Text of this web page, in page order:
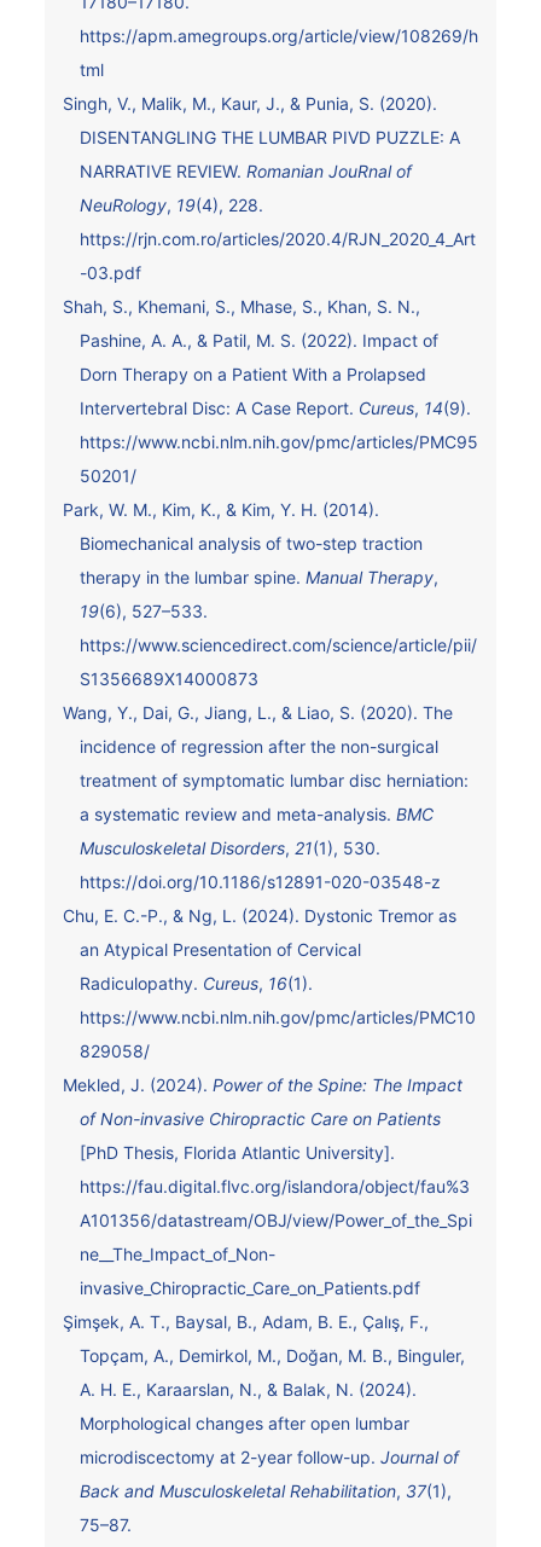
https://apm.amegroups.org/article/view/108269/h
tml
Singh, V., Malik, M., Kaur, J., & Punia, S. (2020).
DISENTANGLING THE LUMBAR PIVD PUZZLE: A
NARRATIVE REVIEW. Romanian JouRnal of
NeuRology, 19(4), 228.
https://rjn.com.ro/articles/2020.4/RJN_2020_4_Art
-03.pdf
Shah, S., Khemani, S., Mhase, S., Khan, S. N.,
Pashine, A. A., & Patil, M. S. (2022). Impact of
Dorn Therapy on a Patient With a Prolapsed
Intervertebral Disc: A Case Report. Cureus, 14(9).
https://www.ncbi.nlm.nih.gov/pmc/articles/PMC95
50201/
Park, W. M., Kim, K., & Kim, Y. H. (2014).
Biomechanical analysis of two-step traction
therapy in the lumbar spine. Manual Therapy,
19(6), 527–533.
https://www.sciencedirect.com/science/article/pii/
S1356689X14000873
Wang, Y., Dai, G., Jiang, L., & Liao, S. (2020). The
incidence of regression after the non-surgical
treatment of symptomatic lumbar disc herniation:
a systematic review and meta-analysis. BMC
Musculoskeletal Disorders, 21(1), 530.
https://doi.org/10.1186/s12891-020-03548-z
Chu, E. C.-P., & Ng, L. (2024). Dystonic Tremor as
an Atypical Presentation of Cervical
Radiculopathy. Cureus, 16(1).
https://www.ncbi.nlm.nih.gov/pmc/articles/PMC10
829058/
Mekled, J. (2024). Power of the Spine: The Impact
of Non-invasive Chiropractic Care on Patients
[PhD Thesis, Florida Atlantic University].
https://fau.digital.flvc.org/islandora/object/fau%3
A101356/datastream/OBJ/view/Power_of_the_Spi
ne__The_Impact_of_Non-
invasive_Chiropractic_Care_on_Patients.pdf
Şimşek, A. T., Baysal, B., Adam, B. E., Çalış, F.,
Topçam, A., Demirkol, M., Doğan, M. B., Binguler,
A. H. E., Karaarslan, N., & Balak, N. (2024).
Morphological changes after open lumbar
microdiscectomy at 2-year follow-up. Journal of
Back and Musculoskeletal Rehabilitation, 37(1),
75–87.